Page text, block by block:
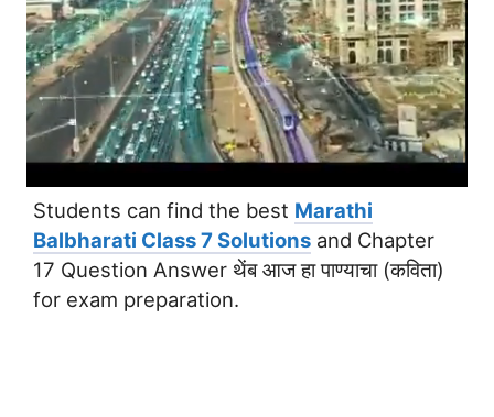
Students can find the best Marathi
Balbharati Class 7 Solutions and Chapter
17 Question Answer थेंब आज हा पाण्याचा (कविता)
for exam preparation.